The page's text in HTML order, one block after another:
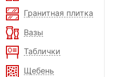
Гранитная плитка
Вазы
Таблички
Щебень